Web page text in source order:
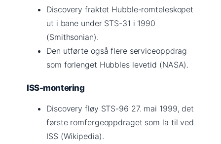
Discovery fraktet Hubble-romteleskopet
ut i bane under STS-31 i 1990
(Smithsonian).
Den utførte også flere serviceoppdrag
som forlenget Hubbles levetid (NASA).
ISS-montering
Discovery fløy STS-96 27. mai 1999, det
første romfergeoppdraget som la til ved
ISS (Wikipedia).